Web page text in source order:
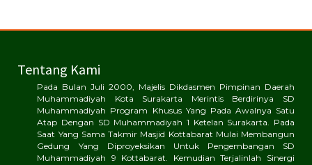
Tentang Kami
Pada Bulan Juli 2000, Majelis Dikdasmen Pimpinan Daerah
Muhammadiyah Kota Surakarta Merintis Berdirinya SD
Muhammadiyah Program Khusus Yang Pada Awalnya Satu
Atap Dengan SD Muhammadiyah 1 Ketelan Surakarta. Pada
Saat Yang Sama Takmir Masjid Kottabarat Mulai Membangun
Gedung Yang Diproyeksikan Untuk Pengembangan SD
Muhammadiyah 9 Kottabarat. Kemudian Terjalinlah Sinergi